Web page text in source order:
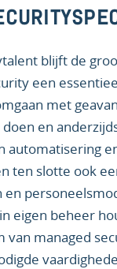
blijft de
een
met
en
automatisering
ten slotte ook
en
eigen beheer
van managed